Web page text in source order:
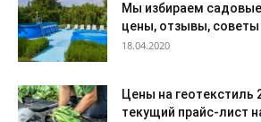
Мы избираем
цены, отзывы, советы
18.04.2020
Цены на геотекстиль
текущий прайс-лист